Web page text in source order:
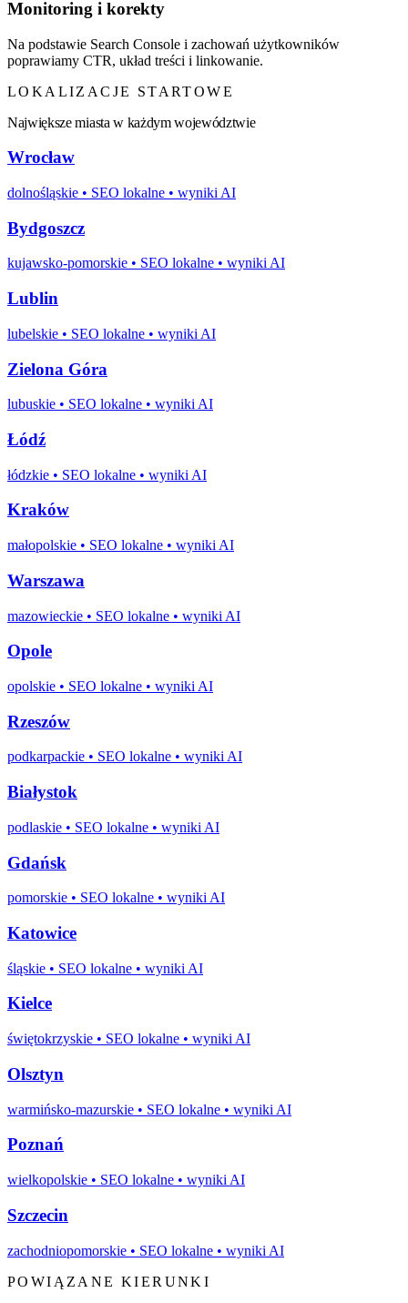
Monitoring i korekty
Na podstawie Search Console i zachowań użytkowników
poprawiamy CTR, układ treści i linkowanie.
LOKALIZACJE STARTOWE
Największe miasta w każdym województwie
Wrocław
dolnośląskie • SEO lokalne • wyniki AI
Bydgoszcz
kujawsko-pomorskie • SEO lokalne • wyniki AI
Lublin
lubelskie • SEO lokalne • wyniki AI
Zielona Góra
lubuskie • SEO lokalne • wyniki AI
Łódź
łódzkie • SEO lokalne • wyniki AI
Kraków
małopolskie • SEO lokalne • wyniki AI
Warszawa
mazowieckie • SEO lokalne • wyniki AI
Opole
opolskie • SEO lokalne • wyniki AI
Rzeszów
podkarpackie • SEO lokalne • wyniki AI
Białystok
podlaskie • SEO lokalne • wyniki AI
Gdańsk
pomorskie • SEO lokalne • wyniki AI
Katowice
śląskie • SEO lokalne • wyniki AI
Kielce
świętokrzyskie • SEO lokalne • wyniki AI
Olsztyn
warmińsko-mazurskie • SEO lokalne • wyniki AI
Poznań
wielkopolskie • SEO lokalne • wyniki AI
Szczecin
zachodniopomorskie • SEO lokalne • wyniki AI
POWIĄZANE KIERUNKI